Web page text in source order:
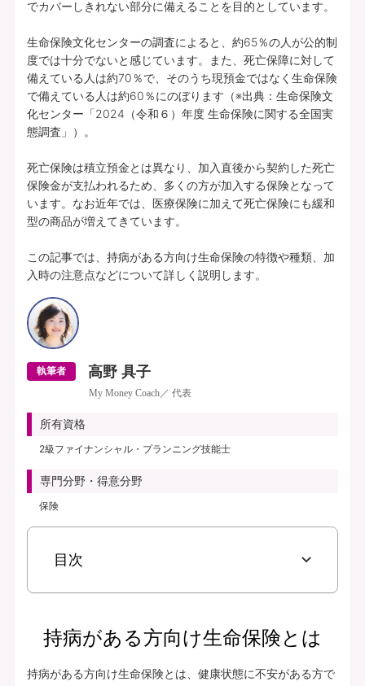
でカバーしきれない部分に備えることを目的としています。
生命保険文化センターの調査によると、約65％の人が公的制
度では十分でないと感じています。また、死亡保障に対して
備えている人は約70％で、そのうち現預金ではなく生命保険
で備えている人は約60％にのぼります（※出典：生命保険文
化センター「2024（令和６）年度 生命保険に関する全国実
態調査」）。
死亡保険は積立預金とは異なり、加入直後から契約した死亡
保険金が支払われるため、多くの方が加入する保険となって
います。なお近年では、医療保険に加えて死亡保険にも緩和
型の商品が増えてきています。
この記事では、持病がある方向け生命保険の特徴や種類、加
入時の注意点などについて詳しく説明します。
執筆者 高野 具子
My Money Coach／ 代表
所有資格
2級ファイナンシャル・プランニング技能士
専門分野・得意分野
保険
目次
持病がある方向け生命保険とは
持病がある方向け生命保険とは、健康状態に不安がある方で